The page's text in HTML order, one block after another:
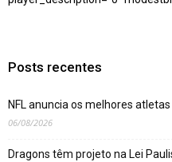
Posts recentes
NFL anuncia os melhores
06/08/2026
Dragons têm projeto na Lei